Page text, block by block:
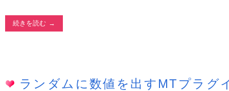
続きを読む
ランダムに数値を出すMTプラグ